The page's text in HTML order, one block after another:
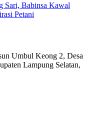
Sari, Babinsa Kawal
Petani
Umbul Keong 2, Desa
Lampung Selatan,